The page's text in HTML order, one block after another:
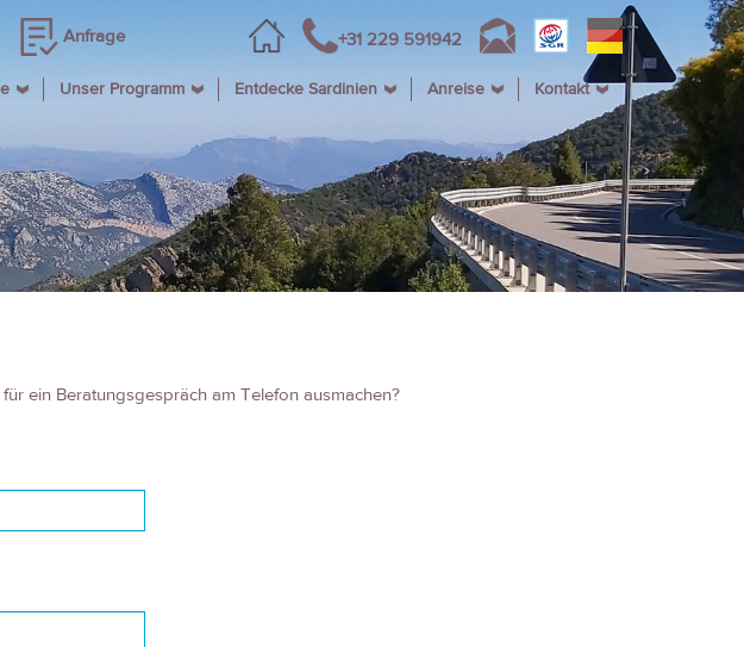
Anfrage +31 229 591942
Unser Programm Entdecke Sardinien Anreise Kontakt
ein Beratungsgespräch am Telefon ausmachen?